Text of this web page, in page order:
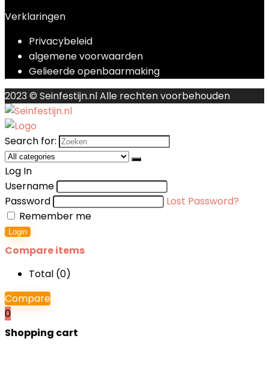
Verklaringen
Privacybeleid
algemene voorwaarden
Gelieerde openbaarmaking
2023 © Seinfestijn.nl Alle rechten voorbehouden
Search for:
Log In
Username
Password
Lost Password?
Remember me
Login
Compare items
Total (0)
Compare
0
Shopping cart